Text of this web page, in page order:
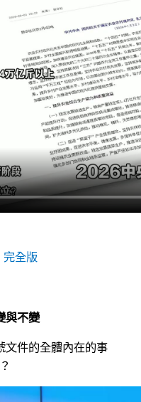
全版
與不變
文件的全體內在的事